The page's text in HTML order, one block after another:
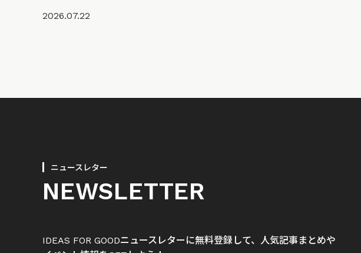
2026.07.22
ニュースレター
NEWSLETTER
IDEAS FOR GOODニュースレターに無料登録して、人気記事まとめや